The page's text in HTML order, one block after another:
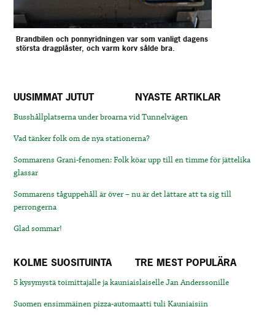
Brandbilen och ponnyridningen var som vanligt dagens
största dragplåster, och varm korv sålde bra.
UUSIMMAT JUTUT NYASTE ARTIKLAR
Busshållplatserna under broarna vid Tunnelvägen
Vad tänker folk om de nya stationerna?
Sommarens Grani-fenomen: Folk köar upp till en timme för jättelika
glassar
Sommarens tåguppehåll är över – nu är det lättare att ta sig till
perrongerna
Glad sommar!
KOLME SUOSITUINTA TRE MEST POPULÄRA
5 kysymystä toimittajalle ja kauniaislaiselle Jan Anderssonille
Suomen ensimmäinen pizza-automaatti tuli Kauniaisiin